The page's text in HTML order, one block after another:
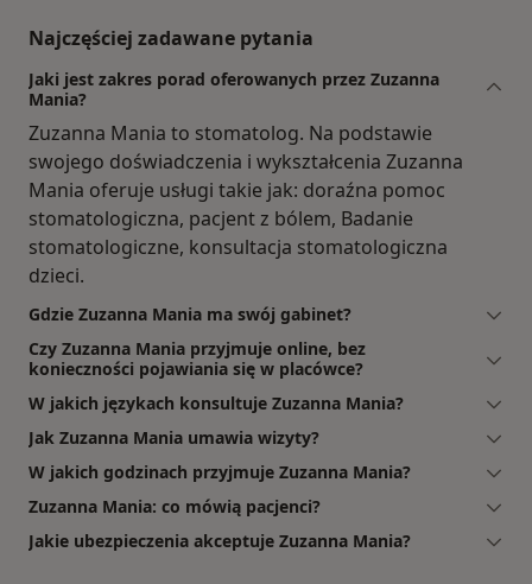
Najczęściej zadawane pytania
Jaki jest zakres porad oferowanych przez Zuzanna
Mania?
Zuzanna Mania to stomatolog. Na podstawie
swojego doświadczenia i wykształcenia Zuzanna
Mania oferuje usługi takie jak: doraźna pomoc
stomatologiczna, pacjent z bólem, Badanie
stomatologiczne, konsultacja stomatologiczna
dzieci.
Gdzie Zuzanna Mania ma swój gabinet?
Czy Zuzanna Mania przyjmuje online, bez
konieczności pojawiania się w placówce?
W jakich językach konsultuje Zuzanna Mania?
Jak Zuzanna Mania umawia wizyty?
W jakich godzinach przyjmuje Zuzanna Mania?
Zuzanna Mania: co mówią pacjenci?
Jakie ubezpieczenia akceptuje Zuzanna Mania?